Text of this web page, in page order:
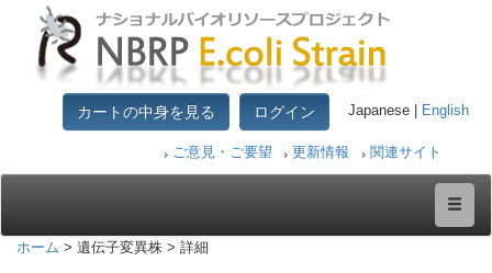
カートの中身を見る ログイン Japanese | English
ご意見・ご要望 更新情報 関連サイト
ホーム > 遺伝子変異株 > 詳細